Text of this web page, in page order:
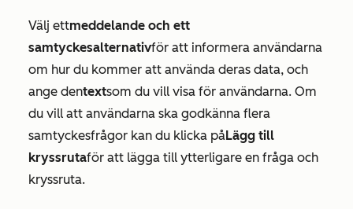
Välj ettmeddelande och ett
samtyckesalternativför att informera användarna
om hur du kommer att använda deras data, och
ange dentextsom du vill visa för användarna. Om
du vill att användarna ska godkänna flera
samtyckesfrågor kan du klicka påLägg till
kryssrutaför att lägga till ytterligare en fråga och
kryssruta.